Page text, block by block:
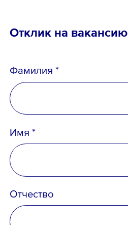
Email *
Вопрос *
Отклик на вакансию
Фамилия *
Имя *
Отчество